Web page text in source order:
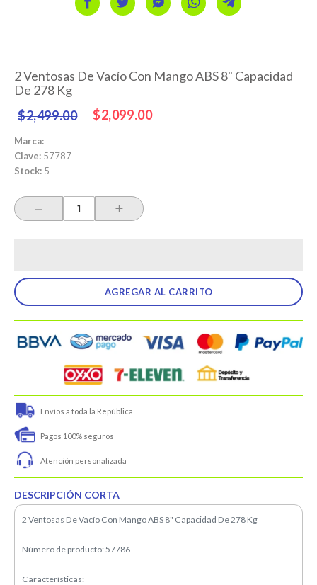
2 Ventosas De Vacío Con Mango ABS 8" Capacidad
De 278 Kg
Precio
habitual
$2,499.00
Precio
$2,099.00
Marca:
Clave: 57787
Stock: 5
- +
AGREGAR AL CARRITO
Envíos a toda la República
Pagos 100% seguros
Atención personalizada
DESCRIPCIÓN CORTA
2 Ventosas De Vacío Con Mango ABS 8" Capacidad De 278 Kg
Número de producto: 57786
Características: